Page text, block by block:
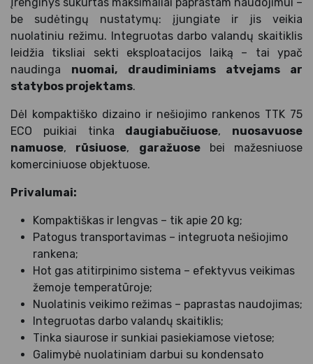
be sudėtingų nustatymų: įjungiate ir jis veikia
nuolatiniu režimu. Integruotas darbo valandų skaitiklis
leidžia tiksliai sekti eksploatacijos laiką – tai ypač
naudinga nuomai, draudiminiams atvejams ar
statybos projektams.
Dėl kompaktiško dizaino ir nešiojimo rankenos TTK 75
ECO puikiai tinka daugiabučiuose, nuosavuose
namuose, rūsiuose, garažuosebei mažesniuose
komerciniuose objektuose.
Privalumai:
Kompaktiškas ir lengvas – tik apie 20 kg;
Patogus transportavimas – integruota nešiojimo
rankena;
Hot gas atitirpinimo sistema – efektyvus veikimas
žemoje temperatūroje;
Nuolatinis veikimo režimas – paprastas naudojimas;
Integruotas darbo valandų skaitiklis;
Tinka siaurose ir sunkiai pasiekiamose vietose;
Galimybė nuolatiniam darbui su kondensato